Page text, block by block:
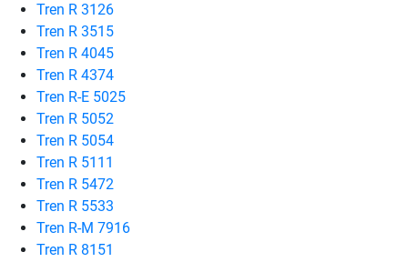
Tren R 3126
Tren R 3515
Tren R 4045
Tren R 4374
Tren R-E 5025
Tren R 5052
Tren R 5054
Tren R 5111
Tren R 5472
Tren R 5533
Tren R-M 7916
Tren R 8151